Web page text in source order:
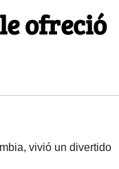
ofreció
vivió un divertido